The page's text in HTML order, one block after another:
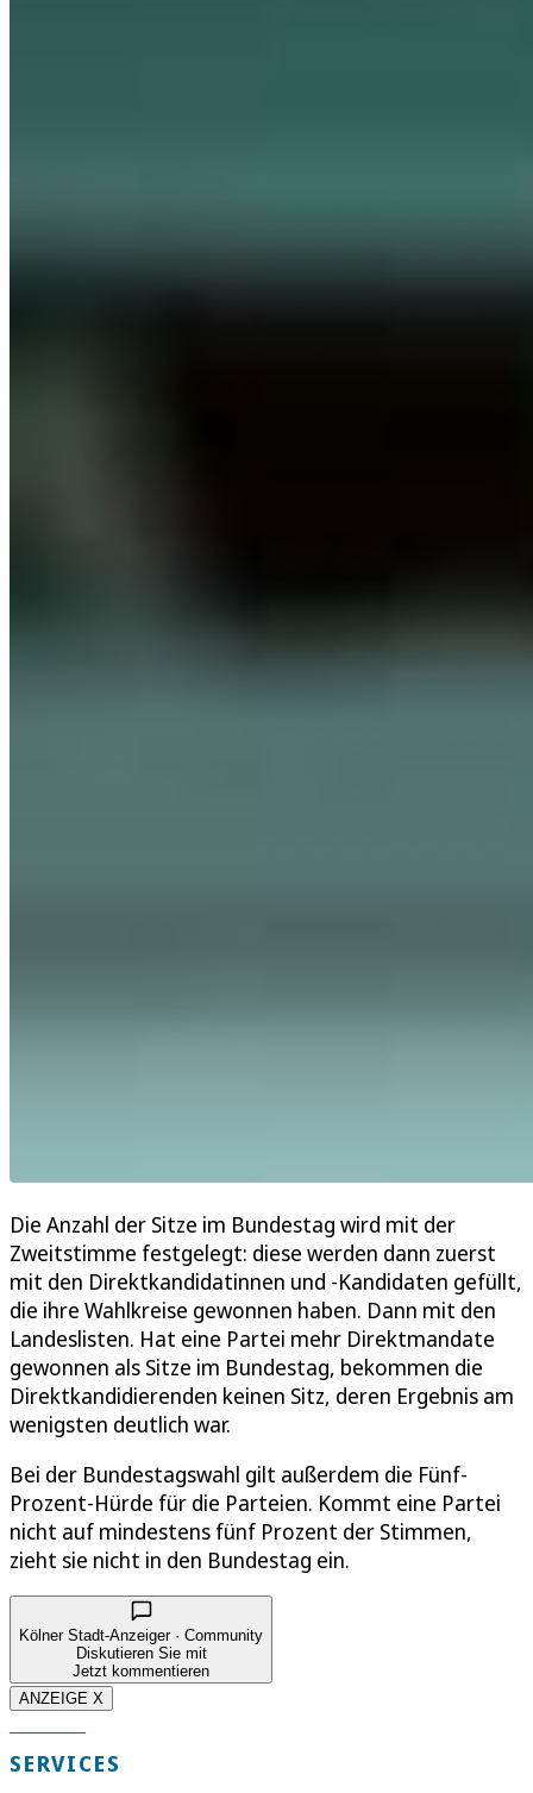
Die Anzahl der Sitze im Bundestag wird mit der
Zweitstimme festgelegt: diese werden dann zuerst
mit den Direktkandidatinnen und -Kandidaten gefüllt,
die ihre Wahlkreise gewonnen haben. Dann mit den
Landeslisten. Hat eine Partei mehr Direktmandate
gewonnen als Sitze im Bundestag, bekommen die
Direktkandidierenden keinen Sitz, deren Ergebnis am
wenigsten deutlich war.
Bei der Bundestagswahl gilt außerdem die Fünf-
Prozent-Hürde für die Parteien. Kommt eine Partei
nicht auf mindestens fünf Prozent der Stimmen,
zieht sie nicht in den Bundestag ein.
Kölner Stadt-Anzeiger · Community
Diskutieren Sie mit
Jetzt kommentieren
ANZEIGE X
SERVICES